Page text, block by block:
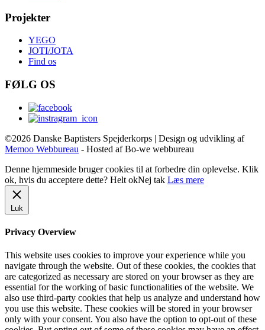
Projekter
YEGO
JOTI/JOTA
Find os
FØLG OS
©2026 Danske Baptisters Spejderkorps | Design og udvikling af
Memoo Webbureau - Hosted af Bo-we webbureau
Denne hjemmeside bruger cookies til at forbedre din oplevelse. Klik
ok, hvis du acceptere dette? Helt okNej tak Læs mere
Luk
Privacy Overview
This website uses cookies to improve your experience while you
navigate through the website. Out of these cookies, the cookies that
are categorized as necessary are stored on your browser as they are
essential for the working of basic functionalities of the website. We
also use third-party cookies that help us analyze and understand how
you use this website. These cookies will be stored in your browser
only with your consent. You also have the option to opt-out of these